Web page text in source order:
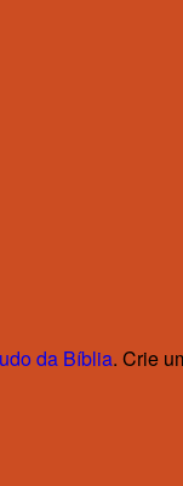
da Bíblia. Crie